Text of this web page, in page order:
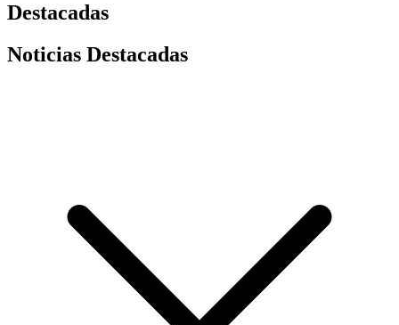
Destacadas
Noticias Destacadas